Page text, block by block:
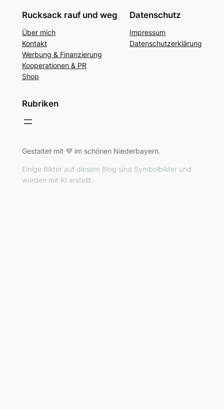
Rucksack rauf und weg
Über mich
Kontakt
Werbung & Finanzierung
Kooperationen & PR
Shop
Datenschutz
Impressum
Datenschutzerklärung
Rubriken
Gestaltet mit 💜 im schönen Niederbayern.
Einige Bilder auf diesem Blog sind Symbolbilder und
wurden mit KI erstellt.